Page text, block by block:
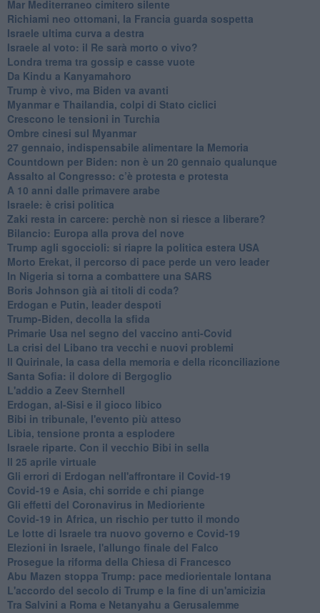
Mar Mediterraneo cimitero silente
Richiami neo ottomani, la Francia guarda sospetta
Israele ultima curva a destra
Israele al voto: il Re sarà morto o vivo?
Londra trema tra gossip e casse vuote
Da Kindu a Kanyamahoro
Trump è vivo, ma Biden va avanti
Myanmar e Thailandia, colpi di Stato ciclici
Crescono le tensioni in Turchia
Ombre cinesi sul Myanmar
27 gennaio, indispensabile alimentare la Memoria
Countdown per Biden: non è un 20 gennaio qualunque
Assalto al Congresso: c’è protesta e protesta
A 10 anni dalle primavere arabe
Israele: è crisi politica
Zaki resta in carcere: perchè non si riesce a liberare?
Bilancio: Europa alla prova del nove
Trump agli sgoccioli: si riapre la politica estera USA
Morto Erekat, il percorso di pace perde un vero leader
In Nigeria si torna a combattere una SARS
Boris Johnson già ai titoli di coda?
Erdogan e Putin, leader despoti
Trump-Biden, decolla la sfida
Primarie Usa nel segno del vaccino anti-Covid
La crisi del Libano tra vecchi e nuovi problemi
Il Quirinale, la casa della memoria e della riconciliazione
Santa Sofia: il dolore di Bergoglio
L'addio a ​Zeev Sternhell
Erdogan, al-Sisi e il gioco libico
Bibi in tribunale, l'evento più atteso
Libia, tensione pronta a esplodere
Israele riparte. Con il vecchio Bibi in sella
Il 25 aprile virtuale
Gli errori di Erdogan nell'affrontare il Covid-19
Covid-19 e Asia, chi sorride e chi piange
Gli effetti del Coronavirus in Medioriente
Covid-19 in Africa, un rischio per tutto il mondo
Le lotte di Israele tra nuovo governo e Covid-19
Elezioni in Israele, l'allungo finale del Falco
Prosegue la riforma della Chiesa di Francesco
Abu Mazen stoppa Trump: pace mediorientale lontana
L'accordo del secolo di Trump e la fine di un'amicizia
Tra Salvini a Roma e Netanyahu a Gerusalemme